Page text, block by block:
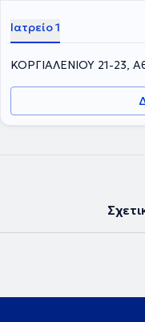
Ιατρείο 1
ΚΟΡΓΙΑΛΕΝΙΟΥ 21-23,